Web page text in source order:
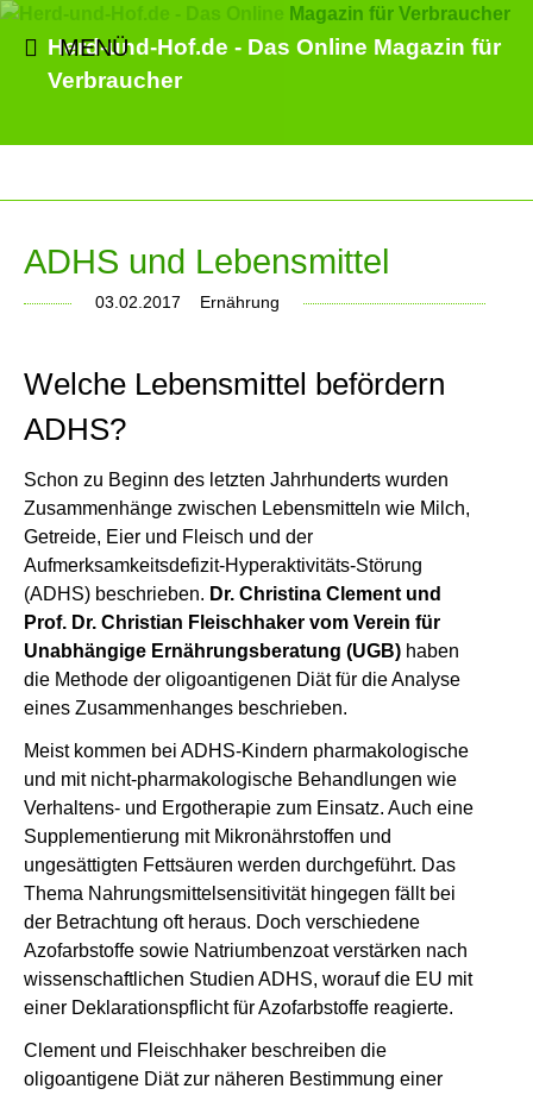
Herd-und-Hof.de - Das Online Magazin für
Verbraucher
MENÜ
ADHS und Lebensmittel
03.02.2017 Ernährung
Welche Lebensmittel befördern
ADHS?
Schon zu Beginn des letzten Jahrhunderts wurden
Zusammenhänge zwischen Lebensmitteln wie Milch,
Getreide, Eier und Fleisch und der
Aufmerksamkeitsdefizit-Hyperaktivitäts-Störung
(ADHS) beschrieben. Dr. Christina Clement und
Prof. Dr. Christian Fleischhaker vom Verein für
Unabhängige Ernährungsberatung (UGB) haben
die Methode der oligoantigenen Diät für die Analyse
eines Zusammenhanges beschrieben.
Meist kommen bei ADHS-Kindern pharmakologische
und mit nicht-pharmakologische Behandlungen wie
Verhaltens- und Ergotherapie zum Einsatz. Auch eine
Supplementierung mit Mikronährstoffen und
ungesättigten Fettsäuren werden durchgeführt. Das
Thema Nahrungsmittelsensitivität hingegen fällt bei
der Betrachtung oft heraus. Doch verschiedene
Azofarbstoffe sowie Natriumbenzoat verstärken nach
wissenschaftlichen Studien ADHS, worauf die EU mit
einer Deklarationspflicht für Azofarbstoffe reagierte.
Clement und Fleischhaker beschreiben die
oligoantigene Diät zur näheren Bestimmung einer